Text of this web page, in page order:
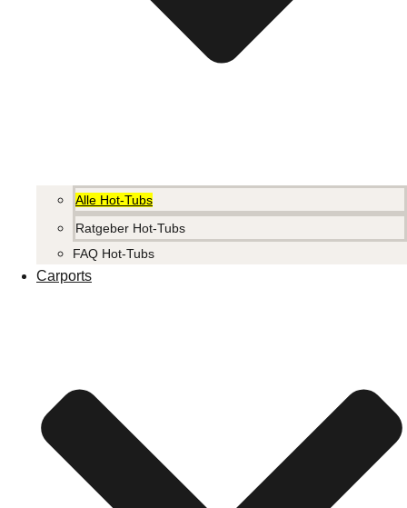
Alle Hot-Tubs
Ratgeber Hot-Tubs
FAQ Hot-Tubs
Carports